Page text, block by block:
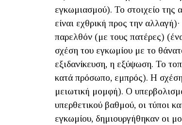
εγκωμιασμού). Το στοιχείο της
είναι εχθρική προς την
παρελθόν (με τους πατέρες)
σχέση του εγκωμίου με το
εξιδανίκευση, η εξύψωση. Το
κατά πρόσωπο, εμπρός). Η
μειωτική μομφή). Ο
υπερθετικού βαθμού, οι τύποι
εγκωμίου, δημιουργήθηκαν οι